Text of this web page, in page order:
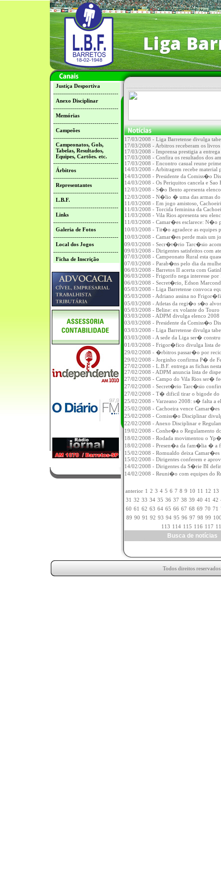
Justiça Desportiva
---------------------------------
Anexo Disciplinar
---------------------------------
Memórias
---------------------------------
Campeões
---------------------------------
Campeonatos, Gols,
Tabelas, Resultados,
Equipes, Cartões. etc.
---------------------------------
Árbitros
---------------------------------
Representantes
---------------------------------
L.B.F.
---------------------------------
Links
---------------------------------
Galeria de Fotos
---------------------------------
Local dos Jogos
---------------------------------
Ficha de Inscrição
17/03/2008 - Liga Barretense divulga
17/03/2008 - Arbitros receberam os
17/03/2008 - Imprensa prestigia a
17/03/2008 - Confira os resultados dos
17/03/2008 - Encontro casual reune
14/03/2008 - Arbitragem recebe material
14/03/2008 - Presidente da Comiss�o
14/03/2008 - Os Periquitos cancela e
12/03/2008 - S�o Bento apresenta
12/03/2008 - N�lio � uma das armas
11/03/2008 - Em jogo amistoso,
11/03/2008 - Torcida feminina da
11/03/2008 - Vila Rios apresenta seu
11/03/2008 - Camar�es esclarece: N�o
10/03/2008 - Tit�o agradece as equipes
10/03/2008 - Camar�es perde mais um
09/03/2008 - Secr�t�rio Tarc�sio
09/03/2008 - Dirigentes satisfeitos com
07/03/2008 - Campeonato Rural esta
07/03/2008 - Parab�ns pelo dia da
06/03/2008 - Barretos II acerta com
06/03/2008 - Frigorifo nega interesse por
06/03/2008 - Secret�rio, Edson
05/03/2008 - Liga Barretense convoca
05/03/2008 - Adriano assina no
05/03/2008 - Atletas da regi�o s�o alvos
05/03/2008 - Beline: ex volante do Touro
03/03/2008 - ADPM divulga elenco 2008
03/03/2008 - Presidente da Comiss�o
03/03/2008 - Liga Barretense divulga
03/03/2008 - A sede da Liga ser�
01/03/2008 - Frigor�fico divulga lista de
29/02/2008 - �rbitros passar�o por
29/02/2008 - Jorginho confirma P� de
27/02/2008 - L.B.F. entrega as fichas
27/02/2008 - ADPM anuncia lista de
27/02/2008 - Campo do Vila Rios ser�
27/02/2008 - Secret�rio Tarc�sio
27/02/2008 - T� dificil tirar o bigode
25/02/2008 - Varzeano 2008: s� falta a
25/02/2008 - Cachoeira vence Camar�es
25/02/2008 - Comiss�o Disciplinar
22/02/2008 - Anexo Disciplinar e
19/02/2008 - Conhe�a o Regulamento
18/02/2008 - Rodada movimentou o
18/02/2008 - Presen�a da fam�lia � a
15/02/2008 - Romualdo deixa
15/02/2008 - Dirigentes conferem e
14/02/2008 - Dirigentes da S�rie BI
14/02/2008 - Reuni�o com equipes do
anterior 1 2 3 4 5 6 7 8 9 10 11 12 13
31 32 33 34 35 36 37 38 39 40 41 42
60 61 62 63 64 65 66 67 68 69 70 71
89 90 91 92 93 94 95 96 97 98 99
113 114 115 116 117
Busca de
Todos direitos